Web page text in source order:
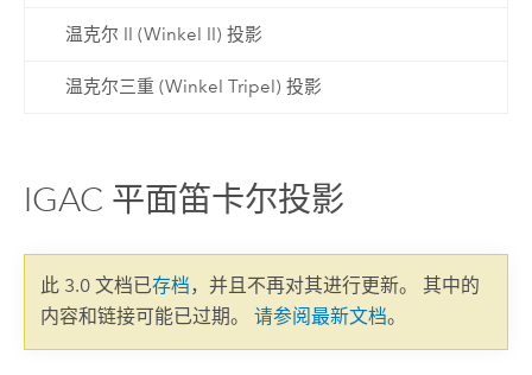
温克尔 II (Winkel II) 投影
温克尔三重 (Winkel Tripel) 投影
IGAC 平面笛卡尔投影
此 3.0 文档已存档，并且不再对其进行更新。 其中的
内容和链接可能已过期。 请参阅最新文档。